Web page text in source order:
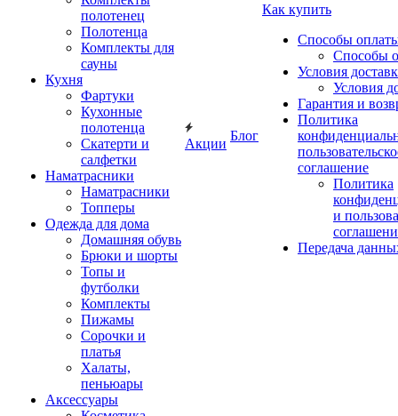
полотенец
Полотенца
Комплекты для
сауны
Кухня
Фартуки
Кухонные
полотенца
Скатерти и
салфетки
Наматрасники
Наматрасники
Топперы
Одежда для дома
Домашняя обувь
Брюки и шорты
Топы и
футболки
Комплекты
Пижамы
Сорочки и
платья
Халаты,
пеньюары
Аксессуары
Акции
Блог
Как купить
Способы
Способы
Условия
Условия
Гарантия и
Политика
соглашение
Политика
и
Передача